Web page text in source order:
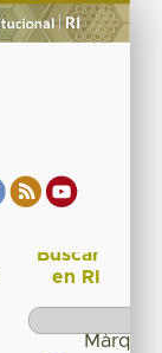
Buscar
en RI